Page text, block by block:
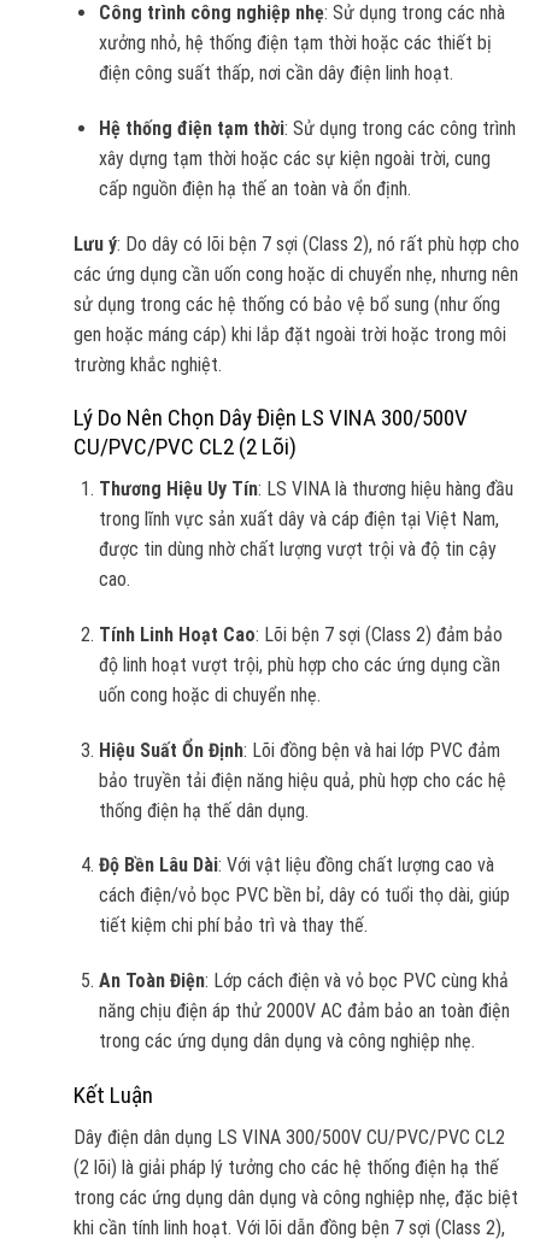
Công trình công nghiệp nhẹ: Sử dụng trong các nhà
xưởng nhỏ, hệ thống điện tạm thời hoặc các thiết bị
điện công suất thấp, nơi cần dây điện linh hoạt.
Hệ thống điện tạm thời: Sử dụng trong các công trình
xây dựng tạm thời hoặc các sự kiện ngoài trời, cung
cấp nguồn điện hạ thế an toàn và ổn định.
Lưu ý: Do dây có lõi bện 7 sợi (Class 2), nó rất phù hợp cho
các ứng dụng cần uốn cong hoặc di chuyển nhẹ, nhưng nên
sử dụng trong các hệ thống có bảo vệ bổ sung (như ống
gen hoặc máng cáp) khi lắp đặt ngoài trời hoặc trong môi
trường khắc nghiệt.
Lý Do Nên Chọn Dây Điện LS VINA 300/500V
CU/PVC/PVC CL2 (2 Lõi)
Thương Hiệu Uy Tín: LS VINA là thương hiệu hàng đầu
trong lĩnh vực sản xuất dây và cáp điện tại Việt Nam,
được tin dùng nhờ chất lượng vượt trội và độ tin cậy
cao.
Tính Linh Hoạt Cao: Lõi bện 7 sợi (Class 2) đảm bảo
độ linh hoạt vượt trội, phù hợp cho các ứng dụng cần
uốn cong hoặc di chuyển nhẹ.
Hiệu Suất Ổn Định: Lõi đồng bện và hai lớp PVC đảm
bảo truyền tải điện năng hiệu quả, phù hợp cho các hệ
thống điện hạ thế dân dụng.
Độ Bền Lâu Dài: Với vật liệu đồng chất lượng cao và
cách điện/vỏ bọc PVC bền bỉ, dây có tuổi thọ dài, giúp
tiết kiệm chi phí bảo trì và thay thế.
An Toàn Điện: Lớp cách điện và vỏ bọc PVC cùng khả
năng chịu điện áp thử 2000V AC đảm bảo an toàn điện
trong các ứng dụng dân dụng và công nghiệp nhẹ.
Kết Luận
Dây điện dân dụng LS VINA 300/500V CU/PVC/PVC CL2
(2 lõi) là giải pháp lý tưởng cho các hệ thống điện hạ thế
trong các ứng dụng dân dụng và công nghiệp nhẹ, đặc biệt
khi cần tính linh hoạt. Với lõi dẫn đồng bện 7 sợi (Class 2),